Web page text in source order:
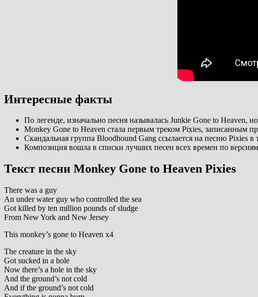
Интересные факты
По легенде, изначально песня называлась Junkie Gone to Heaven,
Monkey Gone to Heaven стала первым треком Pixies, записанным
Скандальная группа Bloodhound Gang ссылается на песню Pixies в
Композиция вошла в списки лучших песен всех времен по
Текст песни Monkey Gone to Heaven Pixies
There was a guy
An under water guy who controlled the sea
Got killed by ten million pounds of sludge
From New York and New Jersey
This monkey’s gone to Heaven x4
The creature in the sky
Got sucked in a hole
Now there’s a hole in the sky
And the ground’s not cold
And if the ground’s not cold